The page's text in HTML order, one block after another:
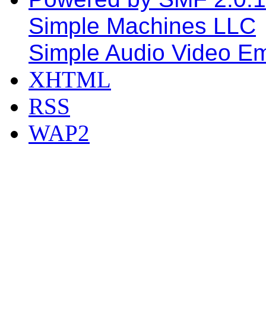
Simple Machines LLC
Simple Audio Video
XHTML
RSS
WAP2